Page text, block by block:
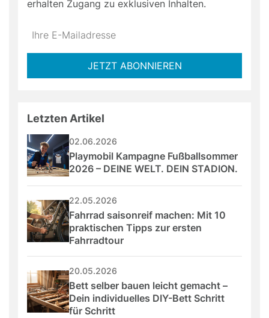
erhalten Zugang zu exklusiven Inhalten.
Do
*Ihre
JETZT ABONNIEREN
Letzten Artikel
02.06.2026
Playmobil Kampagne Fußballsommer
2026 – DEINE WELT. DEIN STADION.
22.05.2026
Fahrrad saisonreif machen: Mit 10
praktischen Tipps zur ersten
Fahrradtour
20.05.2026
Bett selber bauen leicht gemacht –
Dein individuelles DIY-Bett Schritt
für Schritt